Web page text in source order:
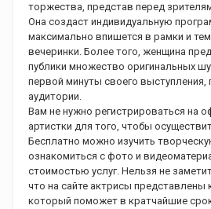
торжества, представ перед
Она создаст индивидуальную
максимально впишется в рамки и
вечеринки. Более того, женщина
публики множество оригинальных
первой минуты своего выступления,
аудитории.
Вам не нужно регистрироваться на
артистки для того, чтобы
Бесплатно можно изучить
ознакомиться с фото и
стоимостью услуг. Нельзя не
что на сайте актрисы представлены
который поможет в кратчайшие